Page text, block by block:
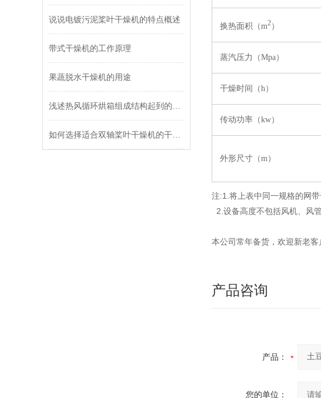
说说电镀污泥桨叶干燥机的特点概述
带式干燥机的工作原理
果蔬脱水干燥机的用途
换热面积（m2）
蒸汽压力（Mpa）
干燥时间（h）
传动功率（kw）
外形尺寸（m）
注:1.将上表中同一规格的网
2.设备高度不包括风机、风管
本公司常年备货，欢迎新老
产品咨询
产品：
您的单位：